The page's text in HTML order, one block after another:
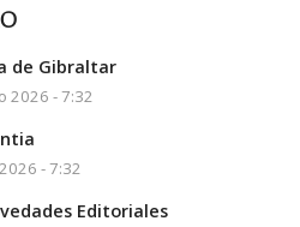
de Gibraltar
2026 - 7:32
- 7:32
Editoriales